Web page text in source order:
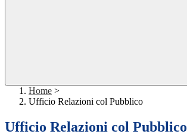
Home >
Ufficio Relazioni col Pubblico
Ufficio Relazioni col Pubblico